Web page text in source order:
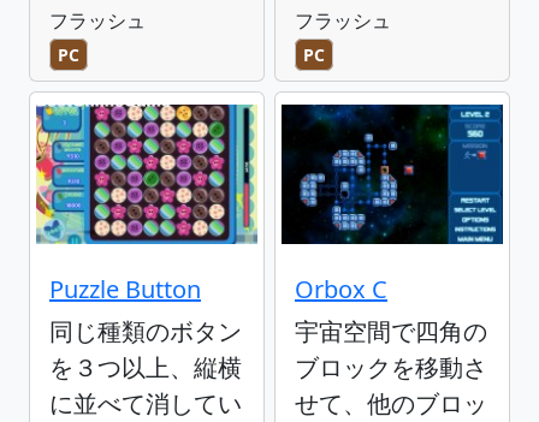
フラッシュ
PC
フラッシュ
PC
Puzzle Button
同じ種類のボタン
を３つ以上、縦横
に並べて消してい
Orbox C
宇宙空間で四角の
ブロックを移動さ
せて、他のブロッ